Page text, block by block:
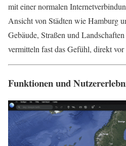
mit einer normalen
Ansicht von Städten wie Hamburg
Gebäude, Straßen und
vermitteln fast das Gefühl, direkt vor
Funktionen und